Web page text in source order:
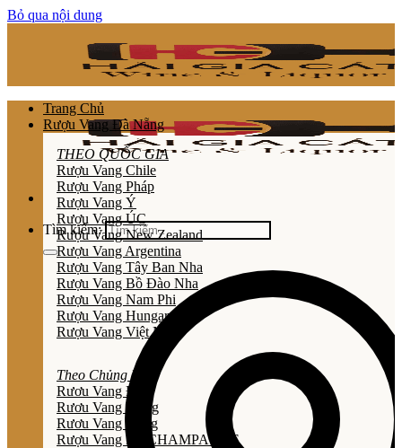
Bỏ qua nội dung
Tìm kiếm:
Trang Chủ
Rượu Vang Đà Nẵng
THEO QUỐC GIA
Rượu Vang Chile
Rượu Vang Pháp
Rượu Vang Ý
Rượu Vang ÚC
Rượu Vang New Zealand
Rượu Vang Argentina
Rượu Vang Tây Ban Nha
Rượu Vang Bồ Đào Nha
Rượu Vang Nam Phi
Rượu Vang Hungary
Rượu Vang Việt Nam
Theo Chủng Loại
Rươu Vang Đỏ
Rươu Vang Trắng
Rươu Vang Hồng
Rượu Vang Nổ/CHAMPAGNE